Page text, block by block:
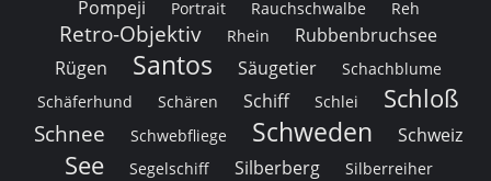
Pompeji
Portrait Rauchschwalbe Reh
Retro-Objektiv Rhein
Rubbenbruchsee
Rügen
Santos Säugetier
Schachblume
Schäferhund
Schären Schiff Schlei Schloß
Schnee Schwebfliege Schweden Schweiz
See Segelschiff Silberberg
Silberreiher